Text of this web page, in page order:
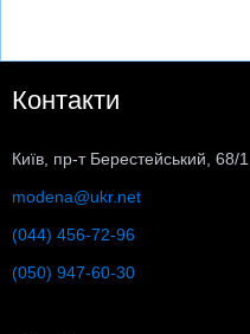
Контакти
Київ, пр-т Берестейський, 68/1
modena@ukr.net
(044) 456-72-96
(050) 947-60-30